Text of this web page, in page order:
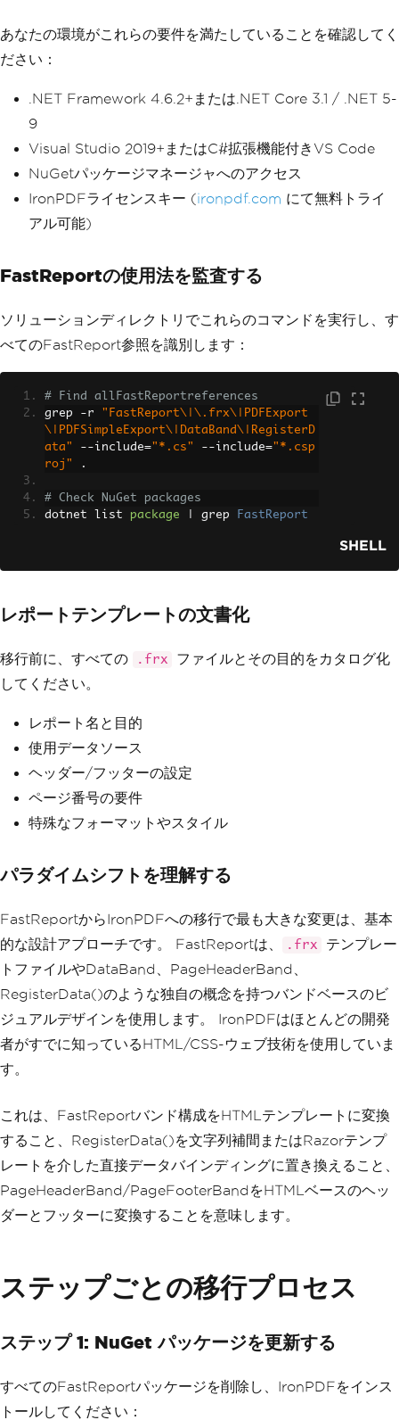
あなたの環境がこれらの要件を満たしていることを確認してく
ださい：
.NET Framework 4.6.2+または.NET Core 3.1 / .NET 5-
9
Visual Studio 2019+またはC#拡張機能付きVS Code
NuGetパッケージマネージャへのアクセス
IronPDFライセンスキー (ironpdf.com にて無料トライ
アル可能)
FastReportの使用法を監査する
ソリューションディレクトリでこれらのコマンドを実行し、す
べてのFastReport参照を識別します：
# Find allFastReportreferences
grep -r
"FastReport\|\.frx\|PDFExport
\|PDFSimpleExport\|DataBand\|RegisterD
ata"
--include="*.cs" --include="*.csp
roj"
.
# Check NuGet packages
dotnet list package grep FastReport
SHELL
レポートテンプレートの文書化
移行前に、すべての .frx
ファイルとその目的をカタログ化
してください。
レポート名と目的
使用データソース
ヘッダー/フッターの設定
ページ番号の要件
特殊なフォーマットやスタイル
パラダイムシフトを理解する
FastReportからIronPDFへの移行で最も大きな変更は、基本
的な設計アプローチです。 FastReportは、
.frx
テンプレー
トファイルやDataBand、PageHeaderBand、
RegisterData()のような独自の概念を持つバンドベースのビ
ジュアルデザインを使用します。 IronPDFはほとんどの開発
者がすでに知っているHTML/CSS-ウェブ技術を使用していま
す。
これは、FastReportバンド構成をHTMLテンプレートに変換
すること、RegisterData()を文字列補間またはRazorテンプ
レートを介した直接データバインディングに置き換えること、
PageHeaderBand/PageFooterBandをHTMLベースのヘッ
ダーとフッターに変換することを意味します。
ステップごとの移行プロセス
ステップ 1: NuGet パッケージを更新する
すべてのFastReportパッケージを削除し、IronPDFをインス
トールしてください：